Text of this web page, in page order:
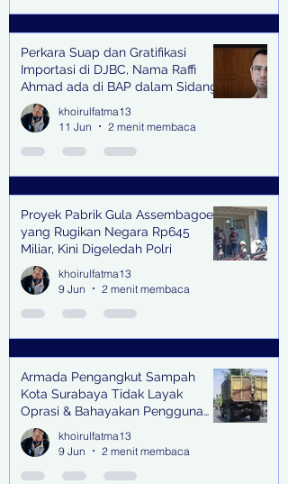
Perkara Suap dan Gratifikasi
Importasi di DJBC, Nama Raffi
Ahmad ada di BAP dalam Sidang
khoirulfatma13
11 Jun
2 menit membaca
Proyek Pabrik Gula Assembagoes
yang Rugikan Negara Rp645
Miliar, Kini Digeledah Polri
khoirulfatma13
9 Jun
2 menit membaca
Armada Pengangkut Sampah
Kota Surabaya Tidak Layak
Oprasi & Bahayakan Pengguna
Jalan
khoirulfatma13
9 Jun
2 menit membaca